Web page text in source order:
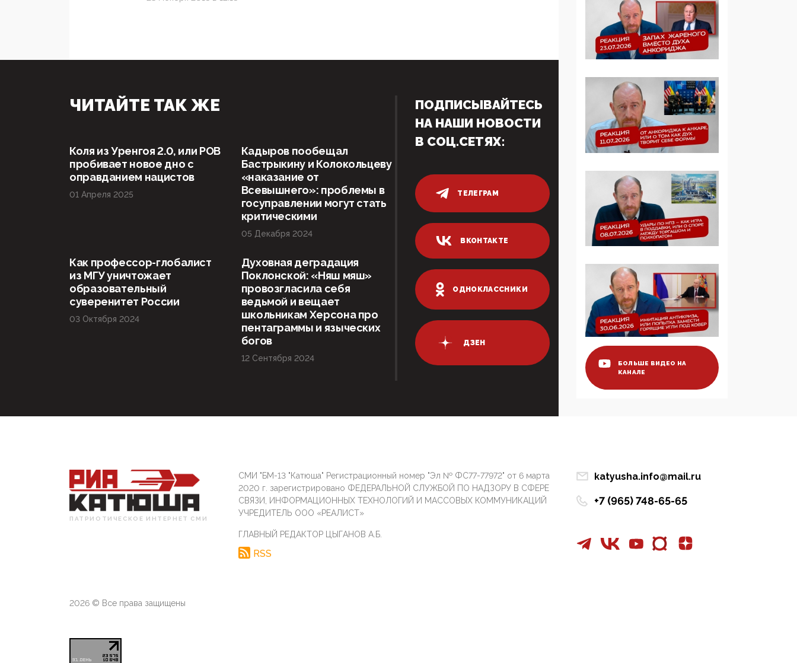
от ЭМИ
05:58, 26 Мая 2026
Роскомнадзор
деструктивным и
опасным контентом
07:39, 25 Мая 2026
Манифест против
семьи и традиционных
люди» поднимают
электорат феминисток
на битву с
мужчинами-«бабуинам
и»
Эзотерика,
инфоцыганство и
лженаука под ширмой
защиты традиционных
ценностей: кто и с чем
выступал на форуме
«Россия 809. Традиции
будущего»
09:40, 06 Мая 2026
03:35, 25 Апреля 2026
институт
народовластия
БОЛЬШЕ ВИДЕО НА
КАНАЛЕ
ЧИТАЙТЕ ТАК ЖЕ
Коля из Уренгоя 2.0, или РОВ
пробивает новое дно с
оправданием нацистов
01 Апреля 2025
Кадыров пообещал
Бастрыкину и Колокольцеву
«наказание от
Всевышнего»: проблемы в
госуправлении могут стать
критическими
05 Декабря 2024
Как профессор-глобалист
из МГУ уничтожает
образовательный
суверенитет России
03 Октября 2024
Духовная деградация
Поклонской: «Няш мяш»
провозгласила себя
ведьмой и вещает
школьникам Херсона про
пентаграммы и языческих
богов
12 Сентября 2024
ПОДПИСЫВАЙТЕСЬ
НА НАШИ НОВОСТИ
В СОЦ.СЕТЯХ:
ТЕЛЕГРАМ
ВКОНТАКТЕ
ОДНОКЛАССНИКИ
ДЗЕН
ПАТРИОТИЧЕСКОЕ ИНТЕРНЕТ СМИ
СМИ "БМ-13 "Катюша" Регистрационный номер "Эл № ФС77-77972" от 6 марта
2020 г. зарегистрировано ФЕДЕРАЛЬНОЙ СЛУЖБОЙ ПО НАДЗОРУ В СФЕРЕ
СВЯЗИ, ИНФОРМАЦИОННЫХ ТЕХНОЛОГИЙ И МАССОВЫХ КОММУНИКАЦИЙ
УЧРЕДИТЕЛЬ ООО «РЕАЛИСТ»
ГЛАВНЫЙ РЕДАКТОР ЦЫГАНОВ А.Б.
RSS
katyusha.info@mail.ru
+7 (965) 748-65-65
2026 © Все права защищены